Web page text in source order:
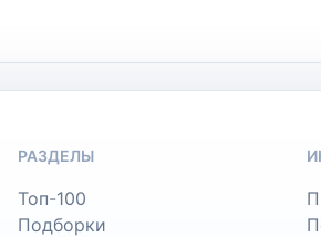
РАЗДЕЛЫ
Топ-100
Подборки